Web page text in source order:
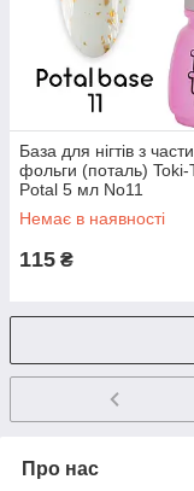
База для нігтів з
фольги (поталь) Toki-
Potal 5 мл No11
Немає в наявності
115 ₴
Про нас